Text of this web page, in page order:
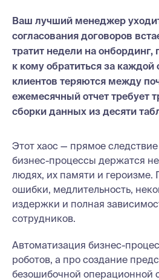
Ваш лучший менеджер
согласования договоров
тратит недели на онбординг,
к кому обратиться за каждой
клиентов теряются между
ежемесячный отчет требует
сборки данных из десяти
Этот хаос — прямое следствие
бизнес-процессы держатся
людях, их памяти и героизме.
ошибки, медлительность,
издержки и полная
сотрудников.
Автоматизация бизнес-
роботов, а про создание
безошибочной операционной